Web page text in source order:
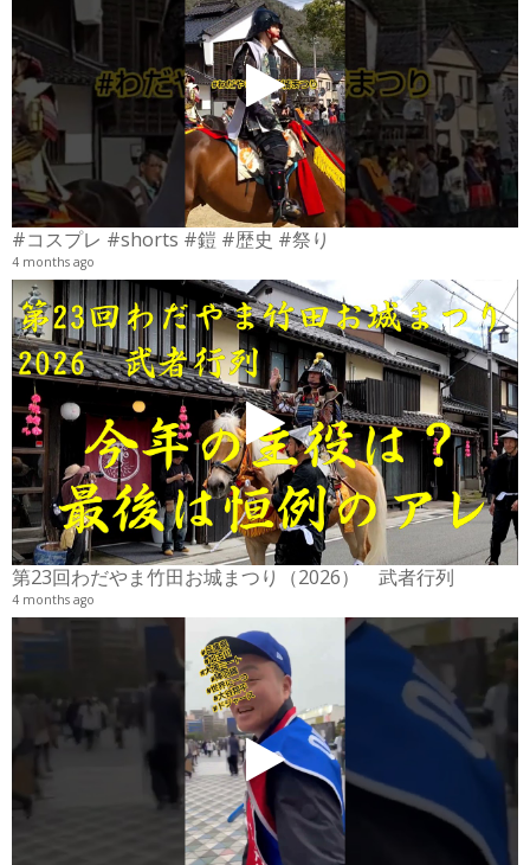
#コスプレ #shorts #鎧 #歴史 #祭り
4 months ago
第23回わだやま竹田お城まつり（2026） 武者行列
4 months ago